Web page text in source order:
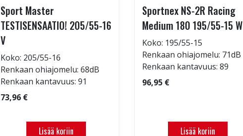
Sport Master
TESTISENSAATIO! 205/55-16
V
Koko: 205/55-16
Renkaan ohiajomelu: 68dB
Renkaan kantavuus: 91
73,96 €
Lisää koriin
Sportnex NS-2R Racing
Medium 180 195/55-15 W
Koko: 195/55-15
Renkaan ohiajomelu: 71dB
Renkaan kantavuus: 89
96,95 €
Lisää koriin